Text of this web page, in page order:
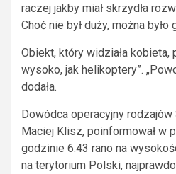
raczej jakby miał skrzydła
Choć nie był duży, można
Obiekt, który widziała kobieta,
wysoko, jak helikoptery”.
dodała.
Dowódca operacyjny rodzajów
Maciej Klisz, poinformował w
godzinie 6:43 rano na
na terytorium Polski,